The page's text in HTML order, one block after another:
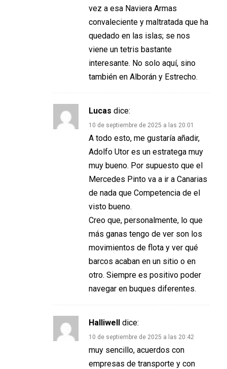
vez a esa Naviera Armas
convaleciente y maltratada que ha
quedado en las islas; se nos
viene un tetris bastante
interesante. No solo aquí, sino
también en Alborán y Estrecho.
Lucas dice:
10 de septiembre de 2025 a las 20:01
A todo esto, me gustaría añadir,
Adolfo Utor es un estratega muy
muy bueno. Por supuesto que el
Mercedes Pinto va a ir a Canarias
de nada que Competencia de el
visto bueno.
Creo que, personalmente, lo que
más ganas tengo de ver son los
movimientos de flota y ver qué
barcos acaban en un sitio o en
otro. Siempre es positivo poder
navegar en buques diferentes.
Halliwell dice:
10 de septiembre de 2025 a las 20:42
muy sencillo, acuerdos con
empresas de transporte y con